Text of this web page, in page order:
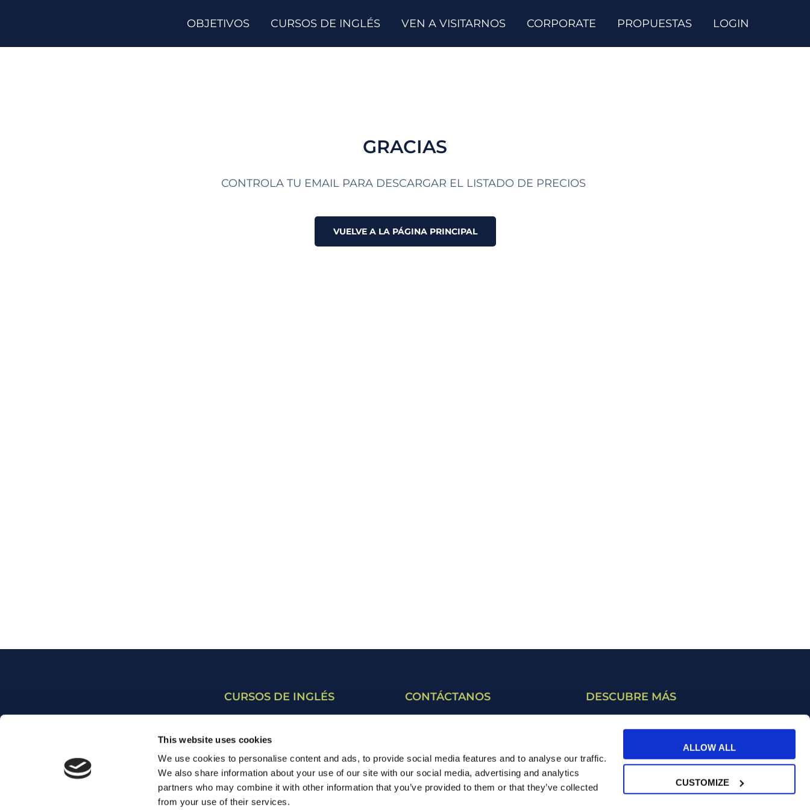
This website uses cookies
We use cookies to personalise content and ads, to provide social media features and to analyse our traffic.
We also share information about your use of our site with our social media, advertising and analytics
partners who may combine it with other information that you’ve provided to them or that they’ve collected
from your use of their services.
ALLOW ALL
CUSTOMIZE
OBJETIVOS CURSOS DE INGLÉS VEN A VISITARNOS CORPORATE PROPUESTAS LOGIN
GRACIAS
CONTROLA TU EMAIL PARA DESCARGAR EL LISTADO DE PRECIOS
VUELVE A LA PÁGINA PRINCIPAL
SOBRE NOSOTROS
CURSOS DE INGLÉS
Cursos para jóvenes
Cursos Masterclass
CONTÁCTANOS DESCUBRE MÁS
Cursos bonificables
Retribución flexible